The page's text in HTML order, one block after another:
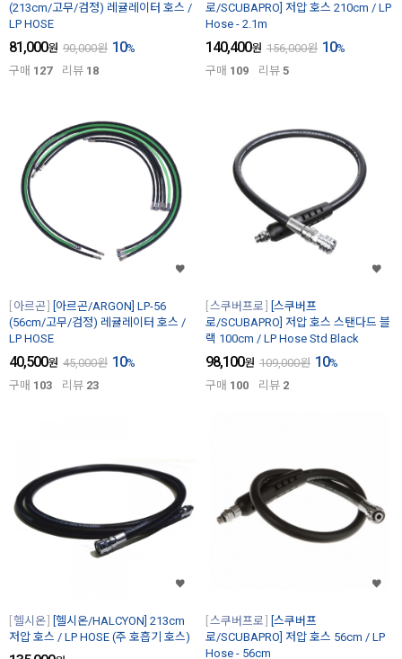
(213cm/고무/검정) 레귤레이터 호스 /
LP HOSE
81,000원 90,000원 10%
구매 127 리뷰 18
로/SCUBAPRO] 저압 호스 210cm / LP
Hose - 2.1m
140,400원 156,000원 10%
구매 109 리뷰 5
아르곤
[아르곤/ARGON] LP-56
(56cm/고무/검정) 레귤레이터 호스 /
LP HOSE
40,500원 45,000원 10%
구매 103 리뷰 23
스쿠버프로
[스쿠버프
로/SCUBAPRO] 저압 호스 스탠다드 블
랙 100cm / LP Hose Std Black
98,100원 109,000원 10%
구매 100 리뷰 2
헬시온
[헬시온/HALCYON] 213cm
저압 호스 / LP HOSE (주 호흡기 호스)
스쿠버프로
[스쿠버프
로/SCUBAPRO] 저압 호스 56cm / LP
Hose - 56cm